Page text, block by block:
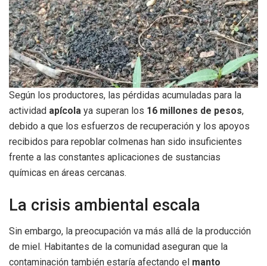
Según los productores, las pérdidas acumuladas para la
actividad apícola ya superan los 16 millones de pesos,
debido a que los esfuerzos de recuperación y los apoyos
recibidos para repoblar colmenas han sido insuficientes
frente a las constantes aplicaciones de sustancias
químicas en áreas cercanas.
La crisis ambiental escala
Sin embargo, la preocupación va más allá de la producción
de miel. Habitantes de la comunidad aseguran que la
contaminación también estaría afectando el manto